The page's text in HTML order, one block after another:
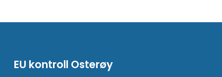
EU kontroll Osterøy